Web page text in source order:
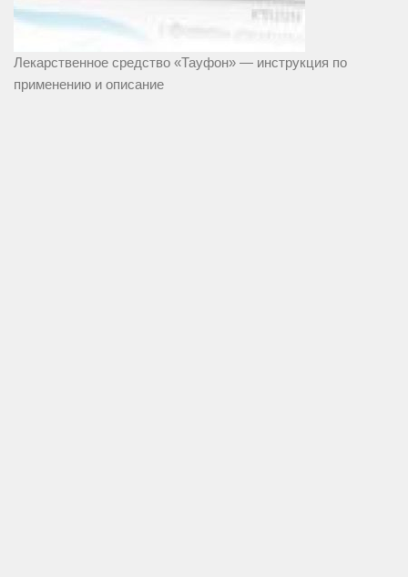
Лекарственное средство «Тауфон» — инструкция по
применению и описание